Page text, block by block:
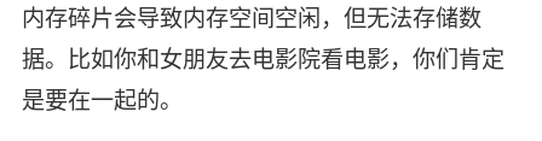
内存碎片会导致内存空间空闲，但无法存储数
据。比如你和女朋友去电影院看电影，你们肯定
是要在一起的。